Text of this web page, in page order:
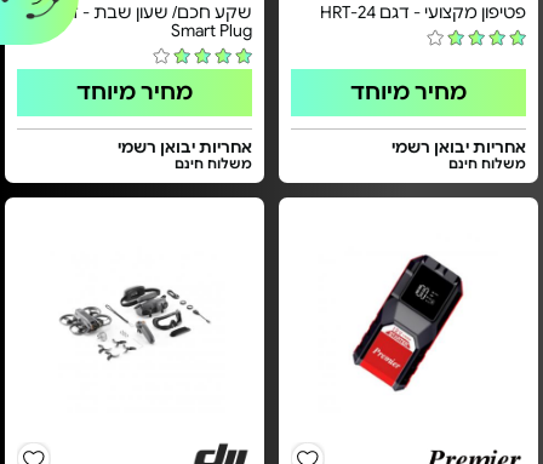
פטיפון מקצועי - דגם HRT-24
מחיר מיוחד
אחריות יבואן רשמי
משלוח חינם
שקע חכם/ שעון שבת - דגם
Smart Plug
מחיר מיוחד
אחריות יבואן רשמי
משלוח חינם